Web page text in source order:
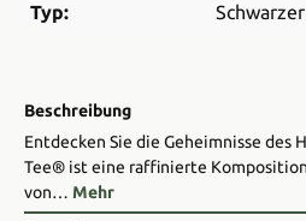
Typ:
Beschreibung
Entdecken Sie die Geheimnisse des
Tee® ist eine raffinierte
von… Mehr